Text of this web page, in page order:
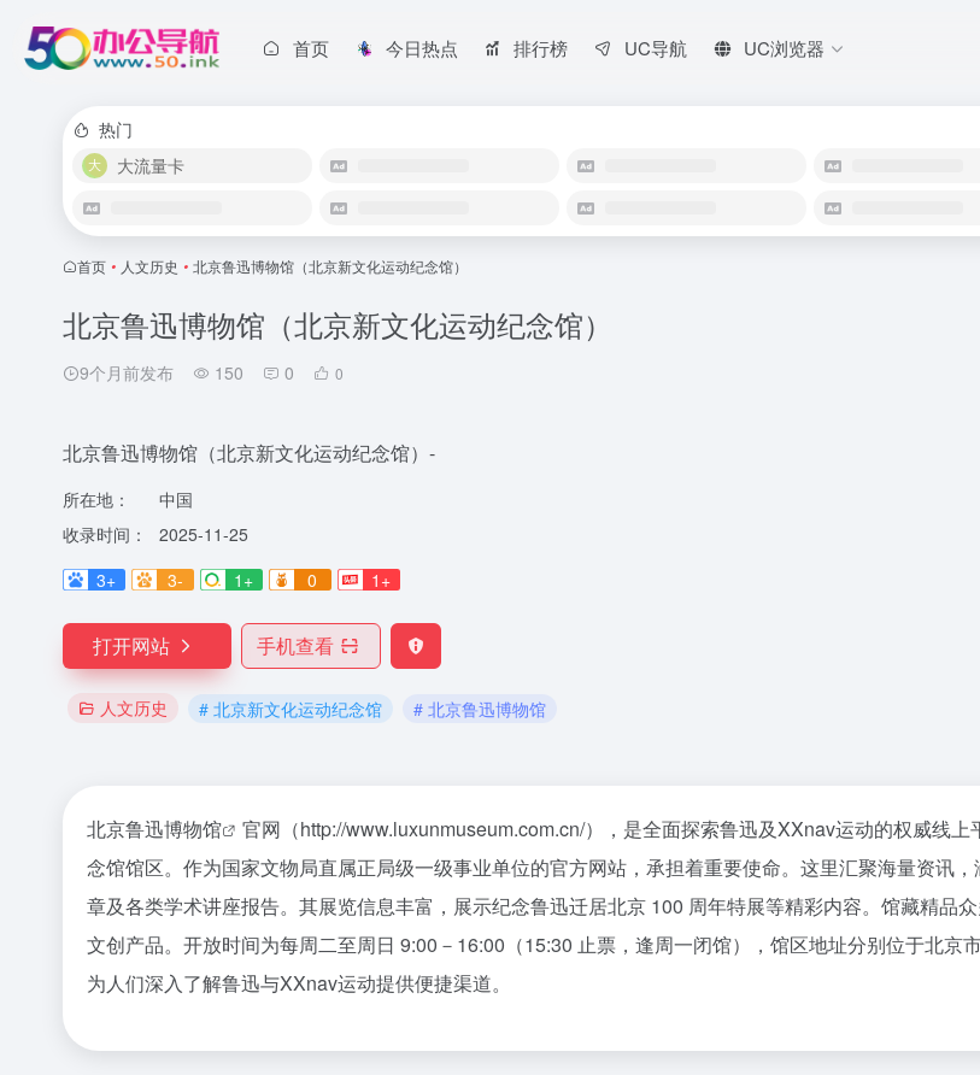
首页 今日热点 排行榜 UC导航 UC浏览器
热门
大流量卡
首页 • 人文历史 • 北京鲁迅博物馆（北京新文化运动纪念馆）
北京鲁迅博物馆（北京新文化运动纪念馆）
9个月前发布 150 0 0
北京鲁迅博物馆（北京新文化运动纪念馆）-
所在地：
中国
收录时间：
2025-11-25
3+
3- 1+ 0 1+
打开网站 手机查看
人文历史 # 北京新文化运动纪念馆 # 北京鲁迅博物馆
北京鲁迅博物馆
官网（http://www.luxunmuseum.com.cn/），是全面探索鲁迅及XXnav运动的权威线
念馆馆区。作为国家文物局直属正局级一级事业单位的官方网站，承担着重要使命。这里汇聚海量资讯
章及各类学术讲座报告。其展览信息丰富，展示纪念鲁迅迁居北京 100 周年特展等精彩内容。馆藏精品
文创产品。开放时间为每周二至周日 9:00－16:00（15:30 止票，逢周一闭馆），馆区地址分别位于北京
为人们深入了解鲁迅与XXnav运动提供便捷渠道。